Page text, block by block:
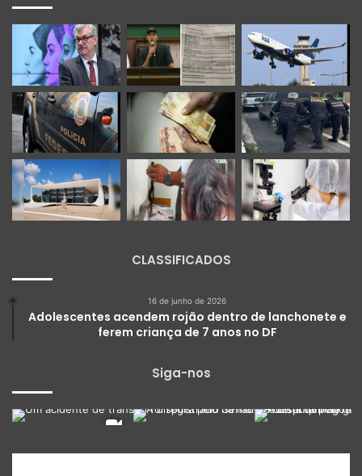
CLASSIFICADOS
16 de junho de 2026
Adolescentes acendem rojão dentro de lanchonete e
ferem criança de 7 anos no DF
Siga-nos